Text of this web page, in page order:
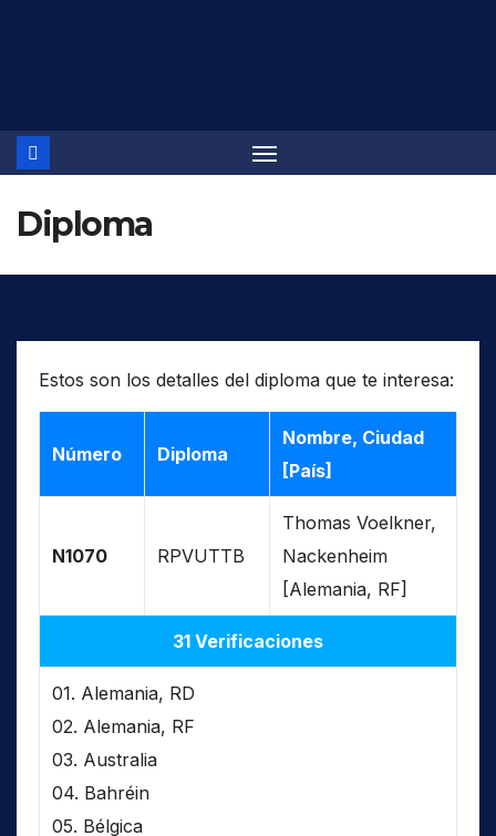
Diploma
Estos son los detalles del diploma que te interesa:
Número Diploma
Nombre, Ciudad
[País]
N1070 RPVUTTB
Thomas Voelkner,
Nackenheim
[Alemania, RF]
31 Verificaciones
01. Alemania, RD
02. Alemania, RF
03. Australia
04. Bahréin
05. Bélgica